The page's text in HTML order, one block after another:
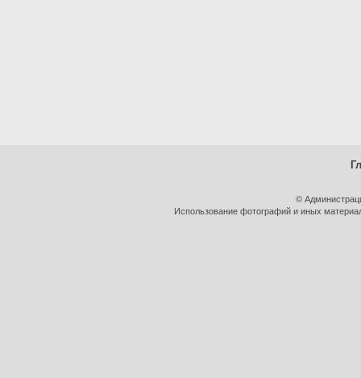
©
Использование фотографий и иных